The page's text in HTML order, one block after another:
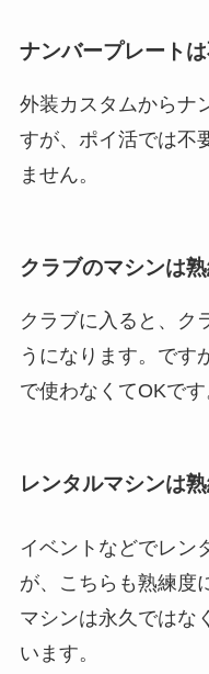
ナンバープレート
外装カスタムからナ
すが、ポイ活では不
ません。
クラブのマシンは
クラブに入ると、ク
うになります。です
で使わなくてOKです
レンタルマシンは
イベントなどでレン
が、こちらも熟練度
マシンは永久ではな
います。